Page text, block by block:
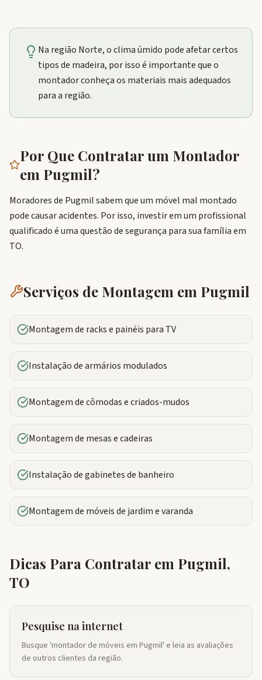
Na região Norte, o clima úmido pode afetar certos
tipos de madeira, por isso é importante que o
montador conheça os materiais mais adequados
para a região.
Por Que Contratar um Montador
em Pugmil?
Moradores de Pugmil sabem que um móvel mal montado
pode causar acidentes. Por isso, investir em um profissional
qualificado é uma questão de segurança para sua família em
TO.
Serviços de Montagem em Pugmil
Montagem de racks e painéis para TV
Instalação de armários modulados
Montagem de cômodas e criados-mudos
Montagem de mesas e cadeiras
Instalação de gabinetes de banheiro
Montagem de móveis de jardim e varanda
Dicas Para Contratar em Pugmil,
TO
Pesquise na internet
Busque 'montador de móveis em Pugmil' e leia as avaliações
de outros clientes da região.